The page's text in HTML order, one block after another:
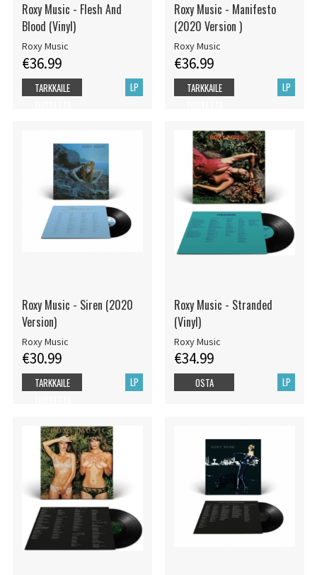
Roxy Music - Flesh And
Blood (Vinyl)
Roxy Music
€36.99
LP
TARKKAILE
Roxy Music - Manifesto
(2020 Version )
Roxy Music
€36.99
LP
TARKKAILE
Roxy Music - Siren (2020
Version)
Roxy Music
€30.99
LP
TARKKAILE
Roxy Music - Stranded
(Vinyl)
Roxy Music
€34.99
LP
OSTA